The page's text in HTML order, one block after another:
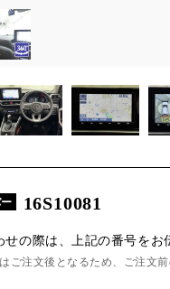
16S10081
せの際は、上記の番号をお
ご注文後となるため、ご注文前